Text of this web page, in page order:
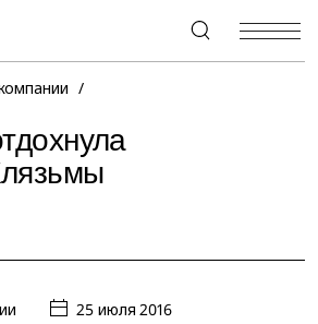
+7 (495) 967-80-80
/
25 июля 2016